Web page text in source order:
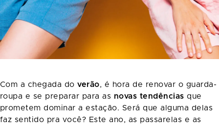
Com a chegada doverão, é hora de renovar o guarda-
roupa e se preparar para as novas tendências que
prometem dominar a estação. Será que alguma delas
faz sentido pra você? Este ano, as passarelas e as